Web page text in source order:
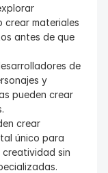
crear materiales
antes de que
de
y
pueden crear
crear
único para
creatividad sin